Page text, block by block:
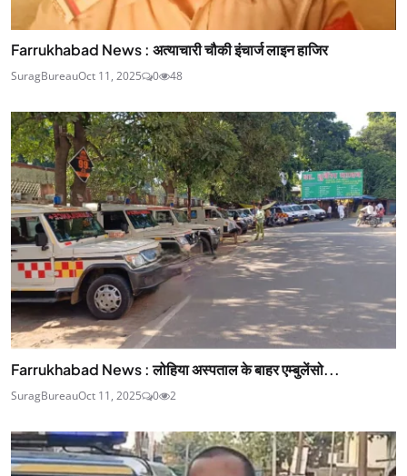
Farrukhabad News : अत्याचारी चौकी इंचार्ज लाइन हाजिर
SuragBureauOct 11, 2025 0 48
Farrukhabad News : लोहिया अस्पताल के बाहर एम्बुलेंसो...
SuragBureauOct 11, 2025 0 2